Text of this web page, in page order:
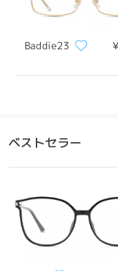
Baddie23
ベストセラー